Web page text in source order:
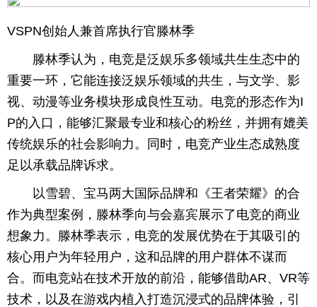
VSPN创始人兼首席执行官滕林季
滕林季认为，电竞是泛娱乐多领域共生生态中的
重要一环，它能连接泛娱乐领域的共生，与文学、影
视、动漫等业务模块形成良性互动。电竞的形态作为I
P的入口，能够汇聚最专业和核心的粉丝，并拥有媲美
传统娱乐的社会影响力。同时，电竞产业生态成熟度
足以承载品牌诉求。
以雪碧、宝马两大国际品牌和《王者荣耀》的合
作为典型案例，滕林季向与会嘉宾展示了电竞的商业
想象力。滕林季表示，电竞的发展优势在于其吸引的
核心用户为年轻用户，这和品牌的用户群体不谋而
合。而电竞站在技术开放的前沿，能够借助AR、VR等
技术，以及在游戏内植入打造沉浸式的品牌体验，引